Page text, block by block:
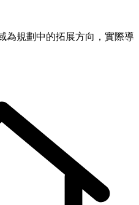
為規劃中的拓展方向，實際導